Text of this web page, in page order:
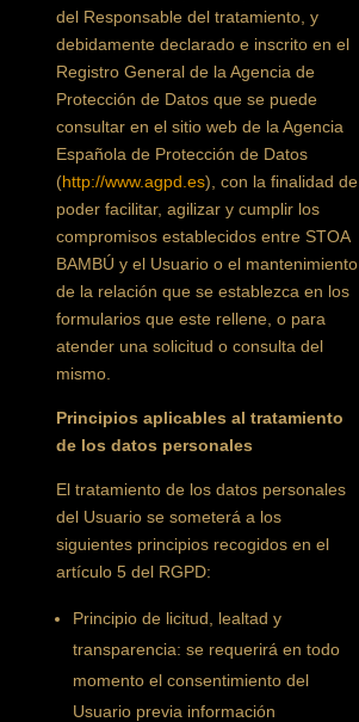
del Responsable del tratamiento, y
debidamente declarado e inscrito en el
Registro General de la Agencia de
Protección de Datos que se puede
consultar en el sitio web de la Agencia
Española de Protección de Datos
(http://www.agpd.es), con la finalidad de
poder facilitar, agilizar y cumplir los
compromisos establecidos entre STOA
BAMBÚ y el Usuario o el mantenimiento
de la relación que se establezca en los
formularios que este rellene, o para
atender una solicitud o consulta del
mismo.
Principios aplicables al tratamiento
de los datos personales
El tratamiento de los datos personales
del Usuario se someterá a los
siguientes principios recogidos en el
artículo 5 del RGPD:
Principio de licitud, lealtad y
transparencia: se requerirá en todo
momento el consentimiento del
Usuario previa información